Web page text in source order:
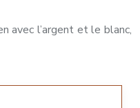
avec l’argent et le blanc,